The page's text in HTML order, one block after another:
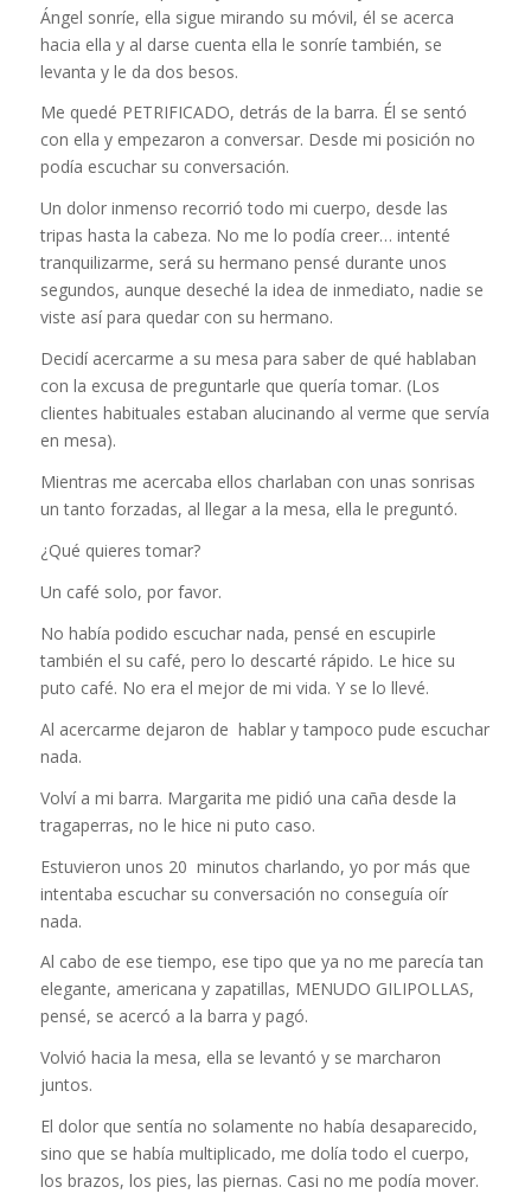
Ángel sonríe, ella sigue mirando su móvil, él se acerca
hacia ella y al darse cuenta ella le sonríe también, se
levanta y le da dos besos.
Me quedé PETRIFICADO, detrás de la barra. Él se sentó
con ella y empezaron a conversar. Desde mi posición no
podía escuchar su conversación.
Un dolor inmenso recorrió todo mi cuerpo, desde las
tripas hasta la cabeza. No me lo podía creer… intenté
tranquilizarme, será su hermano pensé durante unos
segundos, aunque deseché la idea de inmediato, nadie se
viste así para quedar con su hermano.
Decidí acercarme a su mesa para saber de qué hablaban
con la excusa de preguntarle que quería tomar. (Los
clientes habituales estaban alucinando al verme que servía
en mesa).
Mientras me acercaba ellos charlaban con unas sonrisas
un tanto forzadas, al llegar a la mesa, ella le preguntó.
¿Qué quieres tomar?
Un café solo, por favor.
No había podido escuchar nada, pensé en escupirle
también el su café, pero lo descarté rápido. Le hice su
puto café. No era el mejor de mi vida. Y se lo llevé.
Al acercarme dejaron de hablar y tampoco pude escuchar
nada.
Volví a mi barra. Margarita me pidió una caña desde la
tragaperras, no le hice ni puto caso.
Estuvieron unos 20 minutos charlando, yo por más que
intentaba escuchar su conversación no conseguía oír
nada.
Al cabo de ese tiempo, ese tipo que ya no me parecía tan
elegante, americana y zapatillas, MENUDO GILIPOLLAS,
pensé, se acercó a la barra y pagó.
Volvió hacia la mesa, ella se levantó y se marcharon
juntos.
El dolor que sentía no solamente no había desaparecido,
sino que se había multiplicado, me dolía todo el cuerpo,
los brazos, los pies, las piernas. Casi no me podía mover.